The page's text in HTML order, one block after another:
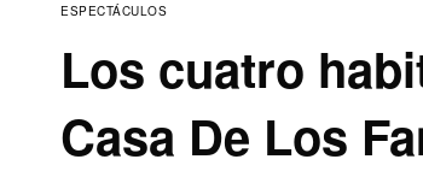
ESPECTÁCULOS
Los cuatro
Casa De Los